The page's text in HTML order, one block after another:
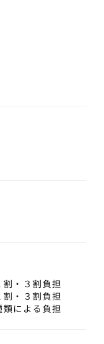
・３割負担
・３割負担
による負担